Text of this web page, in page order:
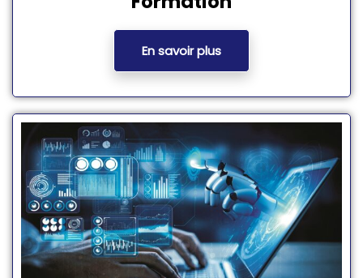
En savoir plus